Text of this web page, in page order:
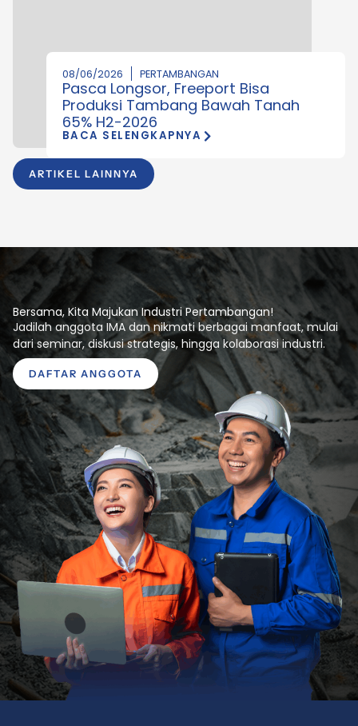
ARTIKEL LAINNYA
08/06/2026 PERTAMBANGAN
Pasca Longsor, Freeport Bisa
Produksi Tambang Bawah Tanah
65% H2-2026
BACA SELENGKAPNYA
Bersama, Kita Majukan Industri Pertambangan!
Jadilah anggota IMA dan nikmati berbagai manfaat, mulai
dari seminar, diskusi strategis, hingga kolaborasi industri.
DAFTAR ANGGOTA